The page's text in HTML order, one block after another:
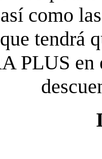
como
tendrá
PLUS en